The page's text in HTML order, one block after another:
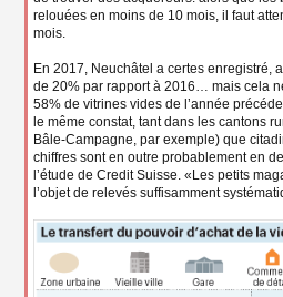
relouées en moins de 10 mois, il faut
mois.
En 2017, Neuchâtel a certes enregistré,
de 20% par rapport à 2016… mais cela
58% de vitrines vides de l’année
le même constat, tant dans les cantons
Bâle-Campagne, par exemple) que
chiffres sont en outre probablement en
l’étude de Credit Suisse. «Les petits
l’objet de relevés suffisamment